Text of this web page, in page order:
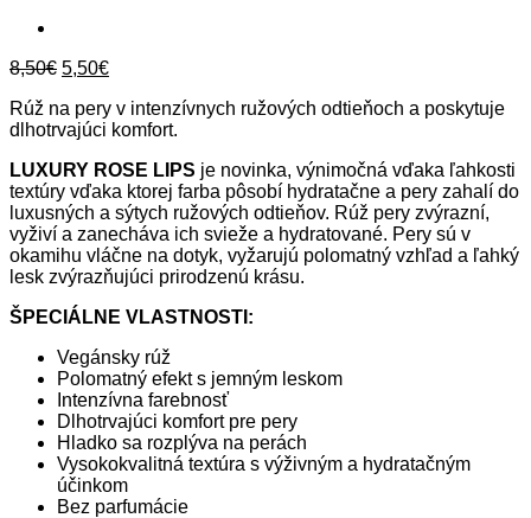
8,50€ Original
was:
8,50€.
5,50€Current
is:
5,50€.
Rúž na pery v intenzívnych ružových odtieňoch a poskytuje
dlhotrvajúci komfort.
LUXURY ROSE LIPS je novinka, výnimočná vďaka ľahkosti
textúry vďaka ktorej farba pôsobí hydratačne a pery zahalí do
luxusných a sýtych ružových odtieňov. Rúž pery zvýrazní,
vyživí a zanecháva ich svieže a hydratované. Pery sú v
okamihu vláčne na dotyk, vyžarujú polomatný vzhľad a ľahký
lesk zvýrazňujúci prirodzenú krásu.
ŠPECIÁLNE VLASTNOSTI:
Vegánsky rúž
Polomatný efekt s jemným leskom
Intenzívna farebnosť
Dlhotrvajúci komfort pre pery
Hladko sa rozplýva na perách
Vysokokvalitná textúra s výživným a hydratačným
účinkom
Bez parfumácie